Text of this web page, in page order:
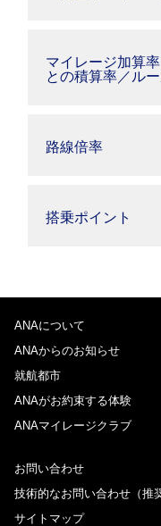
マイレージ加算
との積算率／ル
路線倍率
搭乗ポイント
ANAについて
ANAからのお知らせ
就航都市
ANAがお約束する体験
ANAマイレージクラブ
お問い合わせ
技術的なお問い合わせ（推
サイトマップ